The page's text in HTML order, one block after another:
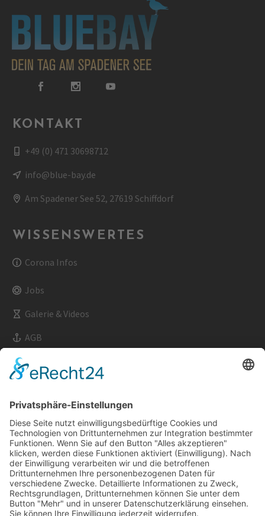
KONTAKT
+49 (0) 471 30698712
info@blue-bay.de
Am Spadener See 52, 27619 Schiffdorf
WISSENSWERTES
Corona Infos
Jobs
Galerie & Videos
AGB
Datenschutz
Kontakt & Anfahrt